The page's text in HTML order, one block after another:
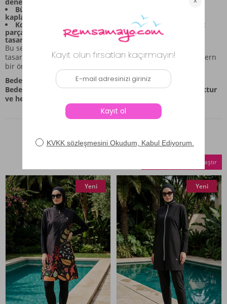
Bütüncül Örtünme: Bone detayı, tüm vücut bölgesini
kaplayarak bütüncül bir görünüm sağlar.
Konforlu Silüet: Uzun kollu tunik üst ve bol kesimli alt
parça kombinasyonu, gün boyu rahatlık sağlamak üzere
tasarlandı.
Bu set, farklı günlük senaryolara uyum sağlayacak şekilde
tasarlanmıştır ve siyah ve beyaz desenlerin uyumuyla modern
bir örtünme stilini yansıtır.
Beden Bilgisi:
Bedenler 3XL'den 6XL'e kadar geniş bir yelpazede mevcuttur
ve her bedene özel uyum sağlamak için hazırlandı.
Benzer Ürünler
Seçilenleri Karşılaştır
Yeni Yeni